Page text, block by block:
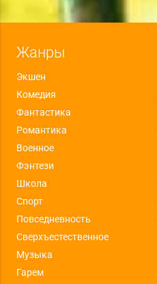
Жанры
Экшен
Комедия
Фантастика
Романтика
Военное
Фэнтези
Школа
Спорт
Повседневность
Сверхъестественное
Музыка
Гарем